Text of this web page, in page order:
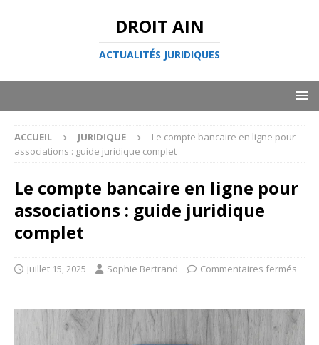
DROIT AIN
ACTUALITÉS JURIDIQUES
ACCUEIL JURIDIQUE
Le compte bancaire en ligne pour
associations : guide juridique complet
Le compte bancaire en ligne pour
associations : guide juridique
complet
juillet 15, 2025 Sophie Bertrand Commentaires fermés